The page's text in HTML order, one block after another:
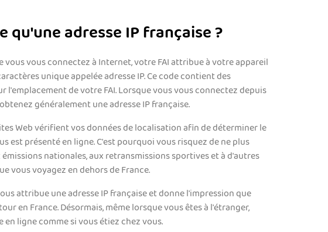
qu'une adresse IP française ?
vous vous connectez à Internet, votre FAI attribue à votre appareil
unique appelée adresse IP. Ce code contient des
l'emplacement de votre FAI. Lorsque vous vous connectez depuis
généralement une adresse IP française.
Web vérifient vos données de localisation afin de déterminer le
est présenté en ligne. C'est pourquoi vous risquez de ne plus
nationales, aux retransmissions sportives et à d'autres
vous voyagez en dehors de France.
attribue une adresse IP française et donne l'impression que
en France. Désormais, même lorsque vous êtes à l'étranger,
ligne comme si vous étiez chez vous.